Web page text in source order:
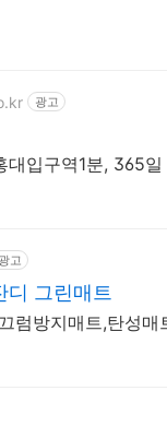
광고
대입구역1분, 365
광고
디 그린매트
럼방지매트,탄성